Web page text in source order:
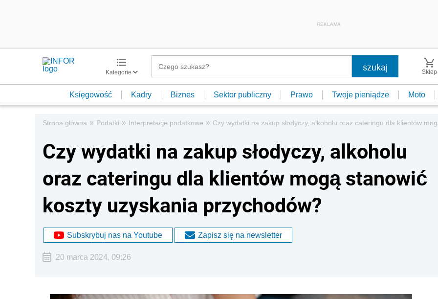
REKLAMA
Kategorie Sklep
Księgowość Kadry Biznes Sektor publiczny Prawo Twoje pieniądze Moto
Strona główna » Podatki » Interpretacje podatkowe » Czy wydatki na zakup słodyczy, alkoholu oraz cateringu dla klientów
Czy wydatki na zakup słodyczy, alkoholu
oraz cateringu dla klientów mogą stanowić
koszty uzyskania przychodów?
Subskrybuj nas na Youtube Zapisz się na newsletter
20 marca 2024, 09:26